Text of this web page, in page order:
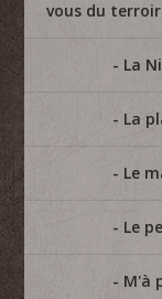
vous du terroir
La
La
Le
Le
M'à